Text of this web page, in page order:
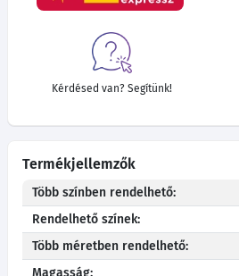
Kérdésed van? Segítünk!
Termékjellemzők
Több színben rendelhető:
Rendelhető színek:
Több méretben rendelhető:
Magasság: